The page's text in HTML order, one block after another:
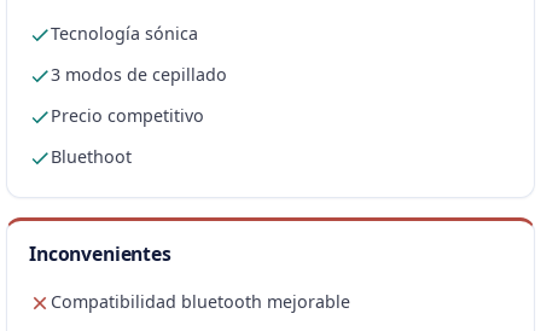
Tecnología sónica
3 modos de cepillado
Precio competitivo
Bluethoot
Inconvenientes
Compatibilidad bluetooth mejorable